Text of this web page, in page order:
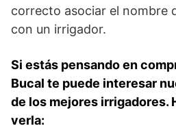
correcto asociar el nombre
con un irrigador.
Si estás pensando en
Bucal te puede interesar
de los mejores irrigadores.
verla: